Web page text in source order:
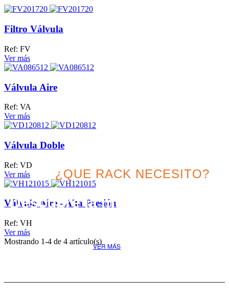
Filtro Válvula
Ref: FV
Ver más
Válvula Aire
Ref: VA
Ver más
Válvula Doble
Ref: VD
Ver más
Válvula Aire - Alta Presión
Ref: VH
Ver más
Mostrando 1-4 de 4 artículo(s)
¿QUE RACK NECESITO?
Descubre la mejor solución
VER MÁS